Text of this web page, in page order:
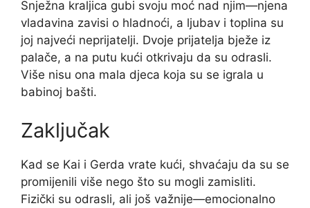
Snježna kraljica gubi svoju moć nad njim—njena
vladavina zavisi o hladnoći, a ljubav i toplina su
joj najveći neprijatelji. Dvoje prijatelja bježe iz
palače, a na putu kući otkrivaju da su odrasli.
Više nisu ona mala djeca koja su se igrala u
babinoj bašti.
Zaključak
Kad se Kai i Gerda vrate kući, shvaćaju da su se
promijenili više nego što su mogli zamisliti.
Fizički su odrasli, ali još važnije—emocionalno